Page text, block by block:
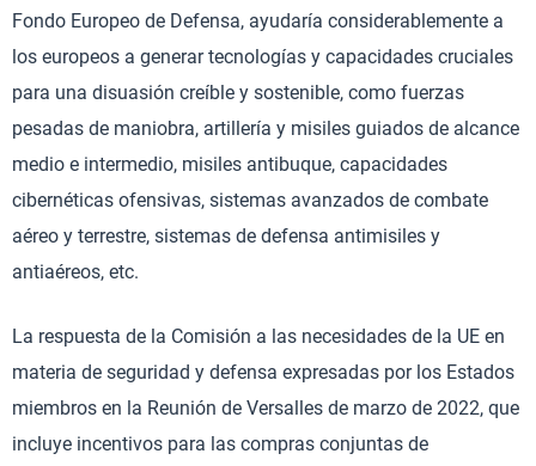
Fondo Europeo de Defensa, ayudaría considerablemente a
los europeos a generar tecnologías y capacidades cruciales
para una disuasión creíble y sostenible, como fuerzas
pesadas de maniobra, artillería y misiles guiados de alcance
medio e intermedio, misiles antibuque, capacidades
cibernéticas ofensivas, sistemas avanzados de combate
aéreo y terrestre, sistemas de defensa antimisiles y
antiaéreos, etc.
La respuesta de la Comisión a las necesidades de la UE en
materia de seguridad y defensa expresadas por los Estados
miembros en la Reunión de Versalles de marzo de 2022, que
incluye incentivos para las compras conjuntas de